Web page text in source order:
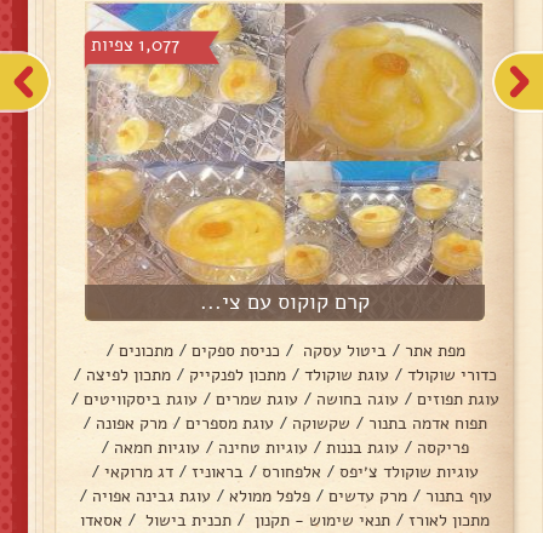
1,077 צפיות
קרם קוקוס עם צי...
מפת אתר / ביטול עסקה / כניסת ספקים / מתכונים /
כדורי שוקולד / עוגת שוקולד / מתכון לפנקייק / מתכון לפיצה /
עוגת תפוזים / עוגה בחושה / עוגת שמרים / עוגת ביסקוויטים /
תפוח אדמה בתנור / שקשוקה / עוגת מספרים / מרק אפונה /
פריקסה / עוגת בננות / עוגיות טחינה / עוגיות חמאה /
עוגיות שוקולד צ׳יפס / אלפחורס / בראוניז / דג מרוקאי /
עוף בתנור / מרק עדשים / פלפל ממולא / עוגת גבינה אפויה /
מתכון לאורז / תנאי שימוש - תקנון / תכנית בישול / אסאדו